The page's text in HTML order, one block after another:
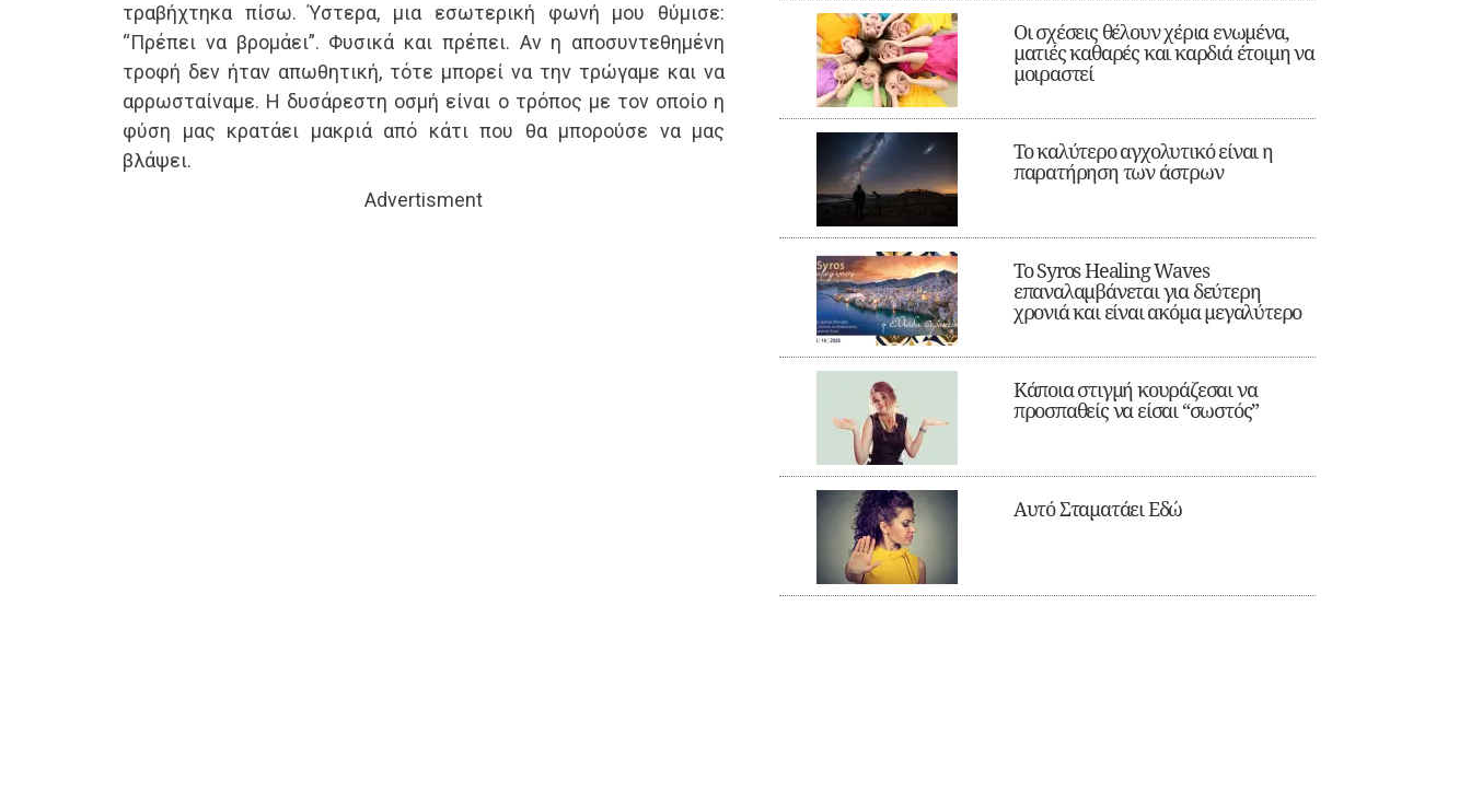
τραβήχτηκα πίσω. Ύστερα, μια εσωτερική φωνή μου θύμισε:
“Πρέπει να βρομάει”. Φυσικά και πρέπει. Αν η αποσυντεθημένη
τροφή δεν ήταν απωθητική, τότε μπορεί να την τρώγαμε και να
αρρωσταίναμε. Η δυσάρεστη οσμή είναι ο τρόπος με τον οποίο η
φύση μας κρατάει μακριά από κάτι που θα μπορούσε να μας
βλάψει.
Advertisment
Οι σχέσεις θέλουν χέρια ενωμένα,
ματιές καθαρές και καρδιά έτοιμη να
μοιραστεί
Το καλύτερο αγχολυτικό είναι η
παρατήρηση των άστρων
Το Syros Healing Waves
επαναλαμβάνεται για δεύτερη
χρονιά και είναι ακόμα μεγαλύτερο
Κάποια στιγμή κουράζεσαι να
προσπαθείς να είσαι “σωστός”
Αυτό Σταματάει Εδώ